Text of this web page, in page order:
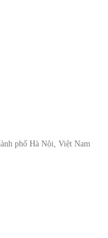
phố Hà Nội, Việt Nam